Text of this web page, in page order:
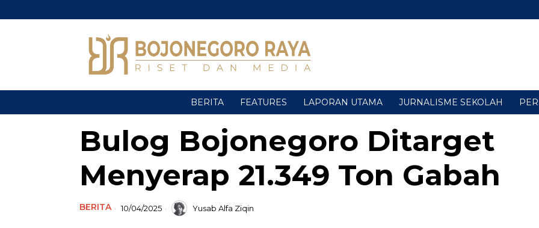
BERITA FEATURES LAPORAN UTAMA JURNALISME SEKOLAH
Bulog Bojonegoro Ditarget
Menyerap 21.349 Ton Gabah
BERITA 10/04/2025 Yusab Alfa Ziqin